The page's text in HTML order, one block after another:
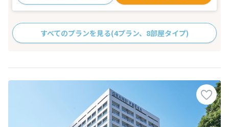
すべてのプランを見る(4プラン、8部屋タイプ)